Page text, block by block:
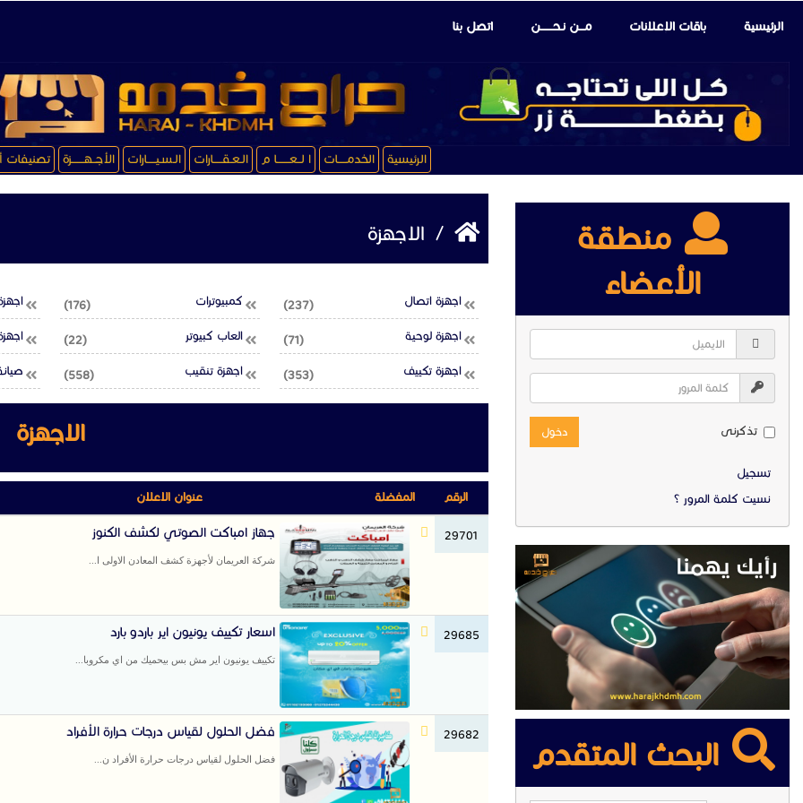
الرئيسية باقات الإعلانات مـــن نـحـــــــن اتصل بنا
الرئيسية الخدمـــــات ا لــعـــــــا م الـعـقـــــارات الـسـيـــــارات الأجــهـــــــزة تصنيفات
منطقة
الأعضاء
تذكرنى دخول
تسجيل
نسيت كلمة المرور ؟
البحث المتقدم
/ الاجهزة
(237) اجهزة اتصال (176) كمبيوترات
(71) اجهزة لوحية (22) العاب كبيوتر
(353) اجهزة تكييف (558) اجهزة تنقيب
الاجهزة
الرقم المفضلة عنوان الاعلان
29701 جهاز امباكت الصوتي لكشف الكنوز
شركة العريمان لأجهزة كشف المعادن الاولى ا...
29685 اسعار تكييف يونيون اير باردو بارد
تكييف يونيون اير مش بس بيحميك من اي مكروبا...
29682 فضل الحلول لقياس درجات حرارة الأفراد
فضل الحلول لقياس درجات حرارة الأفراد ن...